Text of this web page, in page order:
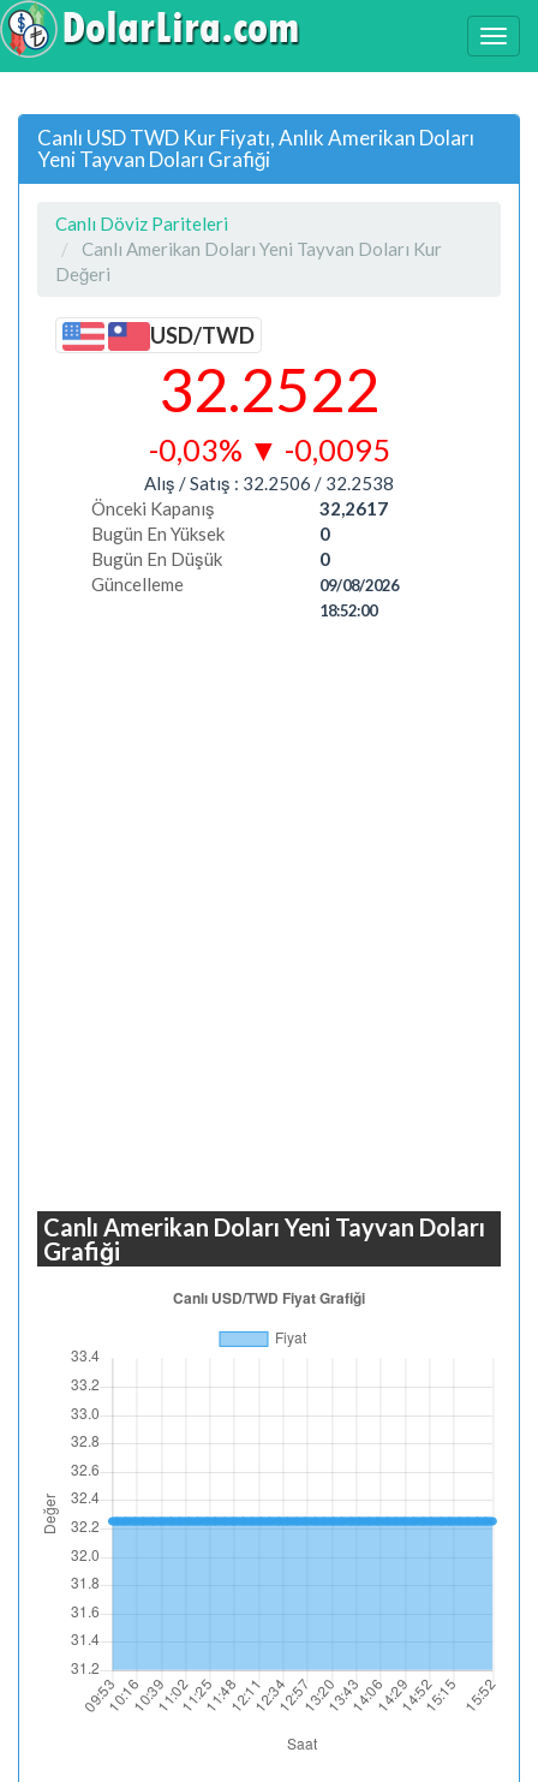
Canlı USD TWD Kur Fiyatı, Anlık Amerikan Doları
Yeni Tayvan Doları Grafiği
Canlı Döviz Pariteleri
Canlı Amerikan Doları Yeni Tayvan Doları Kur
Değeri
USD/TWD
32.2522
-0,03% ▼ -0,0095
Alış / Satış : 32.2506 / 32.2538
Önceki Kapanış
32,2617
Bugün En Yüksek
0
Bugün En Düşük
0
Güncelleme
09/08/2026
18:52:00
Canlı Amerikan Doları Yeni Tayvan Doları
Grafiği